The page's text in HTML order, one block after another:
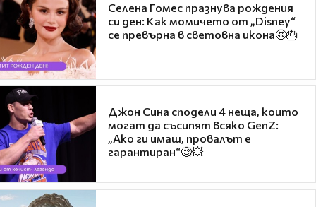
Селена Гомес празнува рождения
си ден: Как момичето от „Disney“
се превърна в световна икона🤩🎂
Джон Сина сподели 4 неща, които
могат да съсипят всяко GenZ:
„Ако ги имаш, провалът е
гарантиран“🧐💥